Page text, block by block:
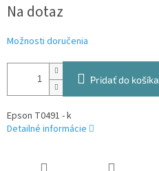
cena:
Na dotaz
Možnosti doručenia
Pridať do košíka
Epson T0491 - k
Detailné informácie